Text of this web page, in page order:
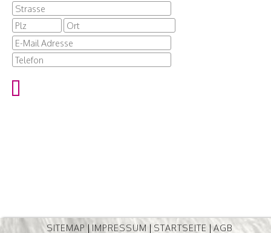
SITEMAP | IMPRESSUM | STARTSEITE |AGB